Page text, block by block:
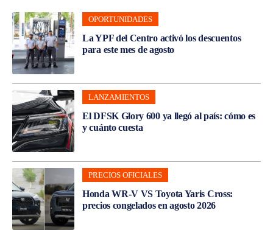
OPORTUNIDADES
La YPF del Centro activó los descuentos
para este mes de agosto
LANZAMIENTOS
El DFSK Glory 600 ya llegó al país: cómo es
y cuánto cuesta
PRECIOS OFICIALES
Honda WR-V VS Toyota Yaris Cross:
precios congelados en agosto 2026